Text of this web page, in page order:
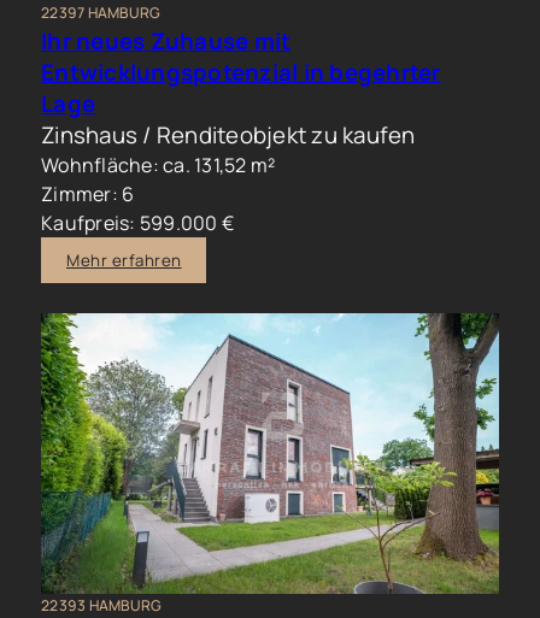
22397 HAMBURG
Ihr neues Zuhause mit
Entwicklungspotenzial in begehrter
Lage
Zinshaus / Renditeobjekt zu kaufen
Wohnfläche: ca. 131,52 m²
Zimmer: 6
Kaufpreis: 599.000 €
Mehr erfahren
22393 HAMBURG